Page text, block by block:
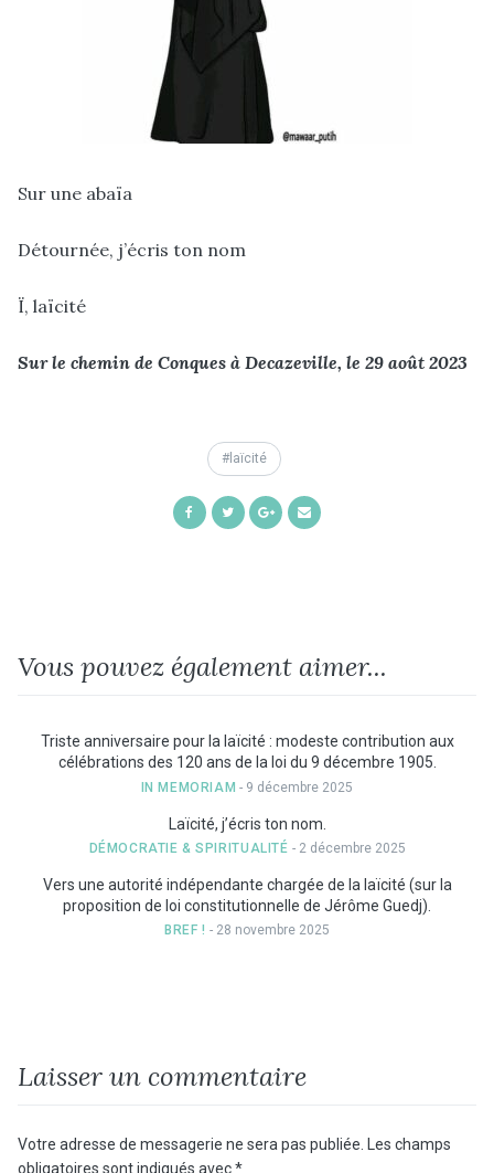
Sur une abaïa
Détournée, j’écris ton nom
Ï, laïcité
Sur le chemin de Conques à Decazeville, le 29 août 2023
laïcité
ShareShareShare
Vous pouvez également aimer...
Triste anniversaire pour la laïcité : modeste contribution aux
célébrations des 120 ans de la loi du 9 décembre 1905.
IN MEMORIAM - 9 décembre 2025
Laïcité, j’écris ton nom.
DÉMOCRATIE & SPIRITUALITÉ - 2 décembre 2025
Vers une autorité indépendante chargée de la laïcité (sur la
proposition de loi constitutionnelle de Jérôme Guedj).
BREF ! - 28 novembre 2025
Laisser un commentaire
Votre adresse de messagerie ne sera pas publiée.
Les champs
obligatoires sont indiqués avec*